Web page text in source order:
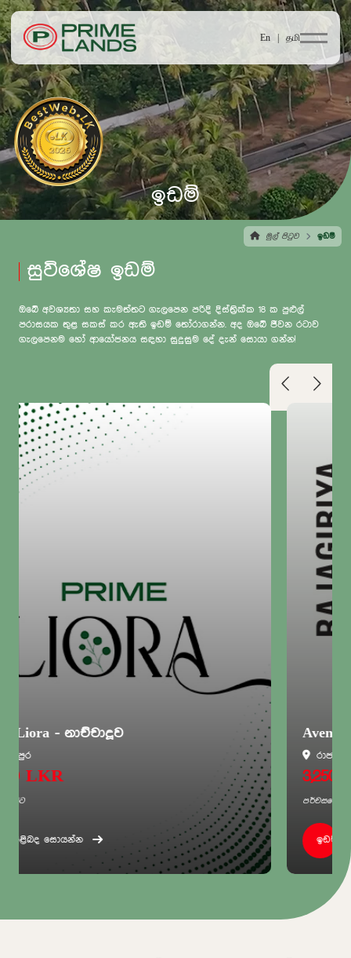
En | தமி
ඉඩම්
මුල් පිටුව ඉඩම්
සුවිශේෂ ඉඩම්
ඔබේ අවශ්‍යතා සහ කැමත්තට ගැලපෙන පරිදි දිස්ත්‍රික්ක 18 ක පුළුල්
පරාසයක තුළ සකස් කර ඇති ඉඩම් තෝරාගන්න. අද ඔබේ ජීවන රටාව
ගැලපෙනම හෝ ආයෝජනය සඳහා සුදුසුම දේ දැන් සොයා ගන්න!
Aventra - රාජගිරිය
3,250,000 LKR
ඉඩම් පිළිබද සොයන්න